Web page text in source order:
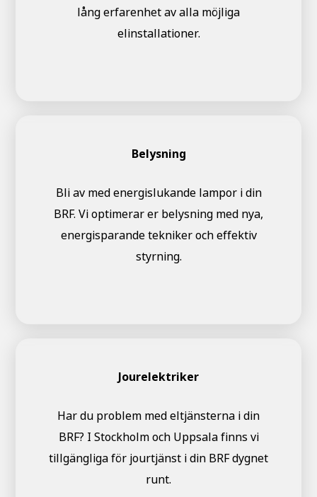
lång erfarenhet av alla möjliga
elinstallationer.
Belysning
Bli av med energislukande lampor i din
BRF. Vi optimerar er belysning med nya,
energisparande tekniker och effektiv
styrning.
Jourelektriker
Har du problem med eltjänsterna i din
BRF? I Stockholm och Uppsala finns vi
tillgängliga för jourtjänst i din BRF dygnet
runt.